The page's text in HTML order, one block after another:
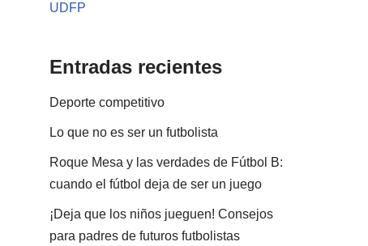
UDFP
Entradas recientes
Deporte competitivo
Lo que no es ser un futbolista
Roque Mesa y las verdades de Fútbol B:
cuando el fútbol deja de ser un juego
¡Deja que los niños jueguen! Consejos
para padres de futuros futbolistas